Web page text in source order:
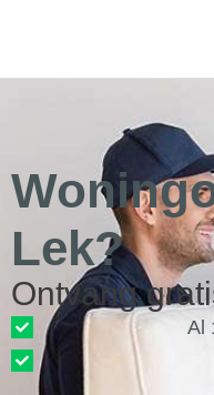
Lek?
Ontvang
Al